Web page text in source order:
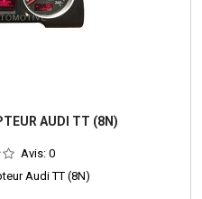
AUDI TT (8N)
Avis: 0
Audi TT (8N)